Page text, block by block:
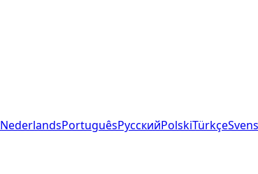
NederlandsPortuguêsРусскийPolskiTürkçe